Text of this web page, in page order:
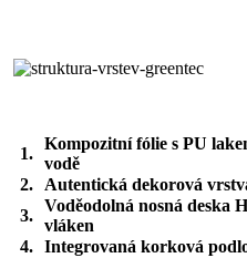
1.
Kompozitní fólie s PU
vodě
2.
Autentická dekorová
3.
Voděodolná nosná deska
vláken
4. Integrovaná korková